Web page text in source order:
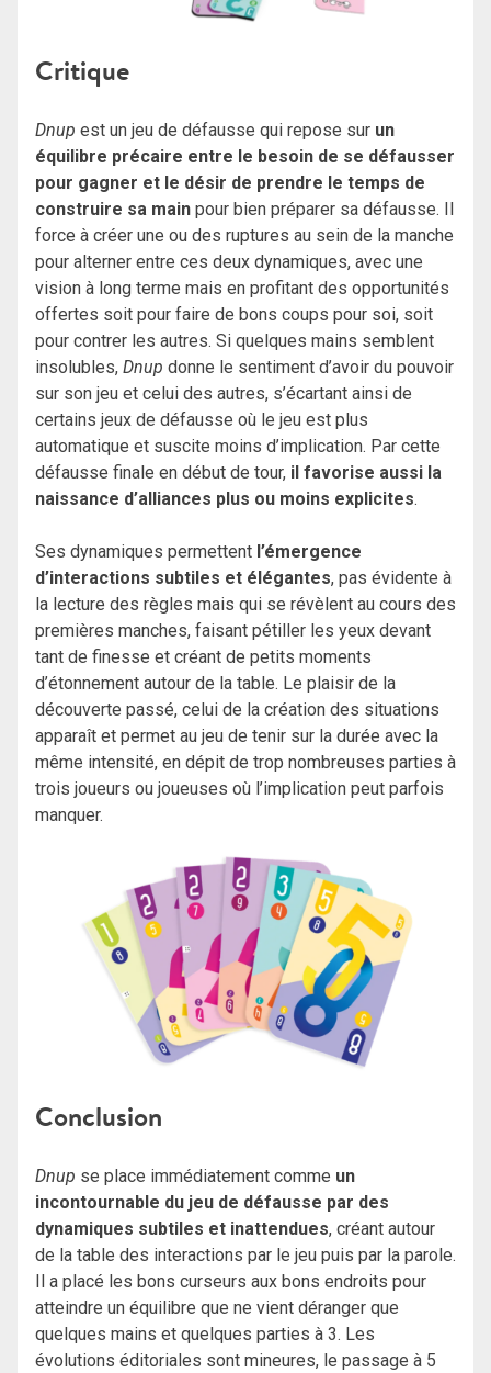
Critique
Dnup est un jeu de défausse qui repose sur un
équilibre précaire entre le besoin de se défausser
pour gagner et le désir de prendre le temps de
construire sa main pour bien préparer sa défausse. Il
force à créer une ou des ruptures au sein de la manche
pour alterner entre ces deux dynamiques, avec une
vision à long terme mais en profitant des opportunités
offertes soit pour faire de bons coups pour soi, soit
pour contrer les autres. Si quelques mains semblent
insolubles, Dnup donne le sentiment d’avoir du pouvoir
sur son jeu et celui des autres, s’écartant ainsi de
certains jeux de défausse où le jeu est plus
automatique et suscite moins d’implication. Par cette
défausse finale en début de tour, il favorise aussi la
naissance d’alliances plus ou moins explicites.
Ses dynamiques permettent l’émergence
d’interactions subtiles et élégantes, pas évidente à
la lecture des règles mais qui se révèlent au cours des
premières manches, faisant pétiller les yeux devant
tant de finesse et créant de petits moments
d’étonnement autour de la table. Le plaisir de la
découverte passé, celui de la création des situations
apparaît et permet au jeu de tenir sur la durée avec la
même intensité, en dépit de trop nombreuses parties à
trois joueurs ou joueuses où l’implication peut parfois
manquer.
Conclusion
Dnup se place immédiatement comme un
incontournable du jeu de défausse par des
dynamiques subtiles et inattendues, créant autour
de la table des interactions par le jeu puis par la parole.
Il a placé les bons curseurs aux bons endroits pour
atteindre un équilibre que ne vient déranger que
quelques mains et quelques parties à 3. Les
évolutions éditoriales sont mineures, le passage à 5